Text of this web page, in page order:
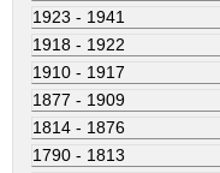
1923 - 1941
1918 - 1922
1910 - 1917
1877 - 1909
1814 - 1876
1790 - 1813